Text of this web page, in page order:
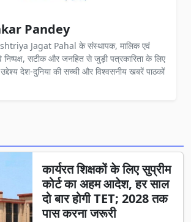
Pandey
Jagat Pahal के संस्थापक, मालिक एवं
सटीक और जनहित से जुड़ी पत्रकारिता के लिए
देश-दुनिया की सच्ची और विश्वसनीय खबरें पाठकों
कार्यरत शिक्षकों के लिए सुप्रीम
कोर्ट का अहम आदेश, हर साल
दो बार होगी TET; 2028 तक
पास करना जरूरी